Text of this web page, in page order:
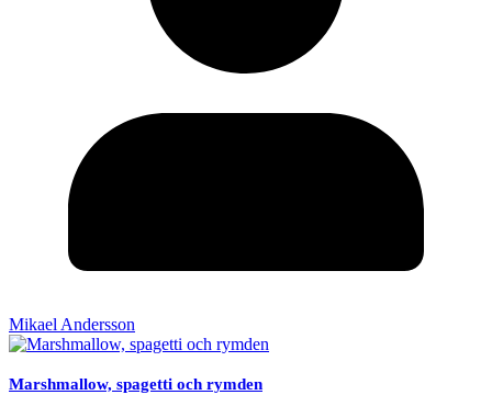
Mikael Andersson
Marshmallow, spagetti och rymden